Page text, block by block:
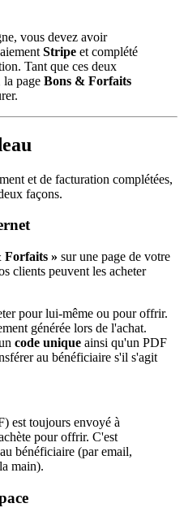
vous devez avoir
Stripe et complété
Tant que ces deux
la page Bons & Forfaits
et de facturation complétées,
façons.
Forfaits » sur une page de votre
clients peuvent les acheter
pour lui-même ou pour offrir.
générée lors de l'achat.
code unique ainsi qu'un PDF
au bénéficiaire s'il s'agit
est toujours envoyé à
pour offrir. C'est
bénéficiaire (par email,
main).